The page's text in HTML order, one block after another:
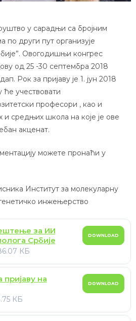
у сарадњи са бројним
по други пут организује
Овогодишњи конгрес
од 25 -30 септембра 2018
Рок за пријаву је 1. јун 2018
учествовати
професори , као и
средњих школа на које је ове
акценат.
можете пронаћи у
за ИИ
Србије
КБ
DOWNLOAD
пријаву на
КБ
DOWNLOAD